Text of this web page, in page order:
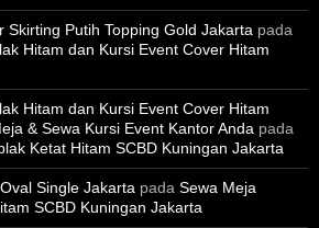
Skirting Putih Topping Gold Jakarta pada
Hitam dan Kursi Event Cover Hitam
Hitam dan Kursi Event Cover Hitam
& Sewa Kursi Event Kantor Anda pada
Ketat Hitam SCBD Kuningan Jakarta
Single Jakarta pada Sewa Meja
SCBD Kuningan Jakarta